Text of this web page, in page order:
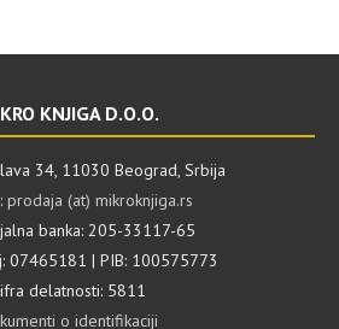
KNJIGA D.O.O.
34, 11030 Beograd, Srbija
prodaja (at) mikroknjiga.rs
banka: 205-33117-65
07465181 | PIB: 100575773
delatnosti: 5811
o identifikaciji